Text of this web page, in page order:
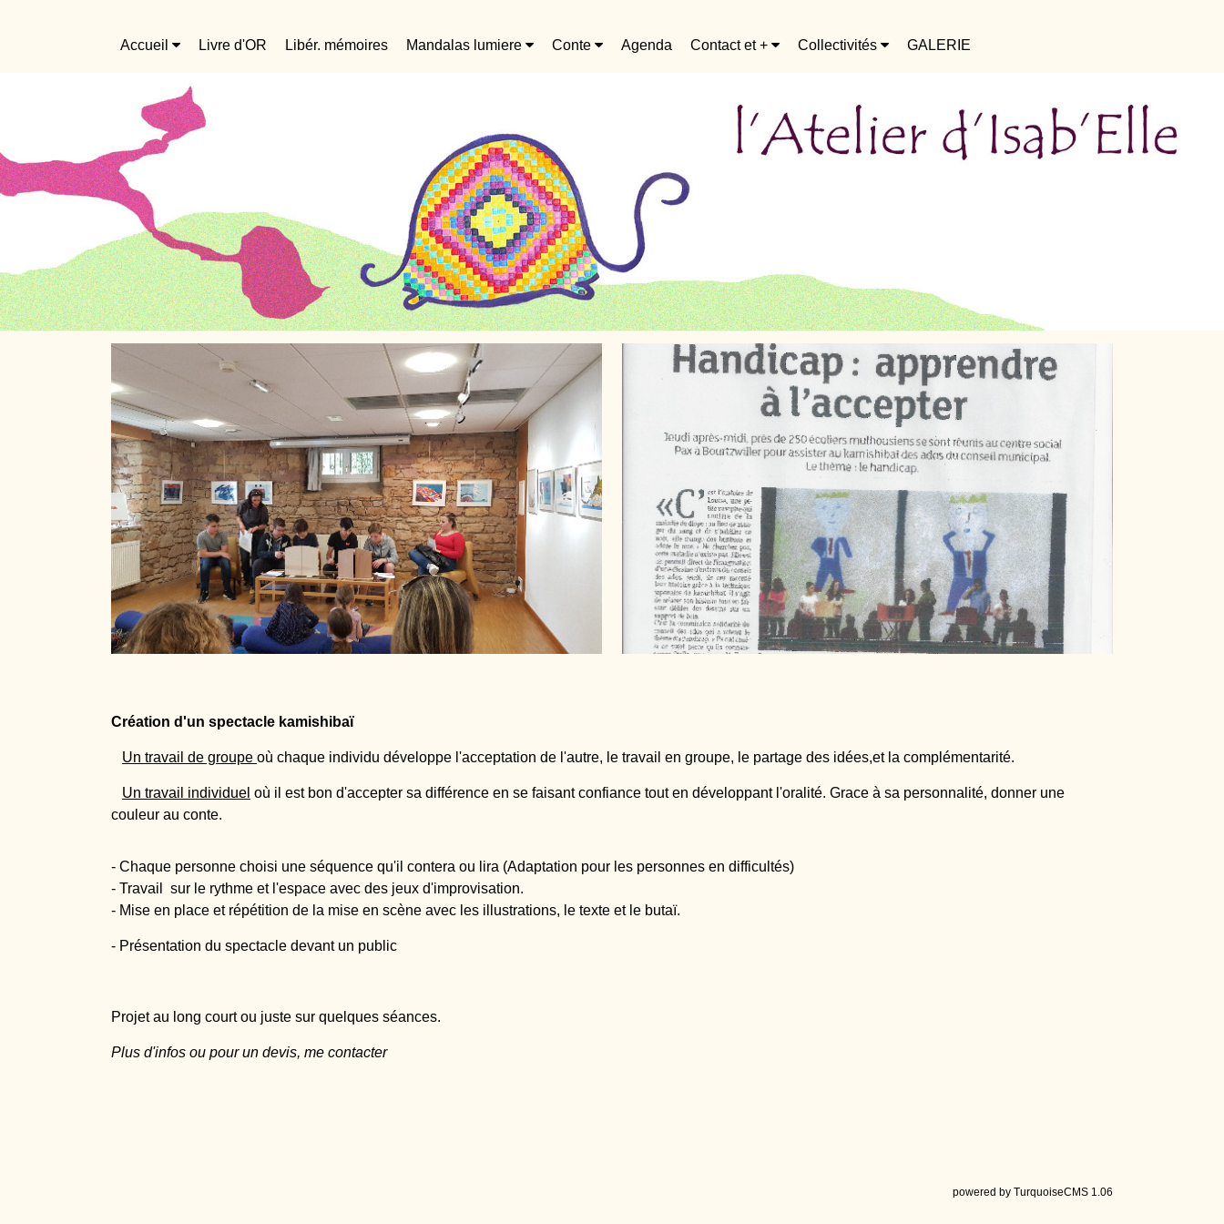
Accueil Livre d'OR Libér. mémoires Mandalas lumiere Conte Agenda Contact et + Collectivités GALERIE
Création d'un spectacle kamishibaï
Un travail de groupe où chaque individu développe l'acceptation de l'autre, le travail en groupe, le partage des idées,et la complémentarité.
Un travail individuel où il est bon d'accepter sa différence en se faisant confiance tout en développant l'oralité. Grace à sa personnalité, donner une
couleur au conte.
- Chaque personne choisi une séquence qu'il contera ou lira (Adaptation pour les personnes en difficultés)
- Travail sur le rythme et l'espace avec des jeux d'improvisation.
- Mise en place et répétition de la mise en scène avec les illustrations, le texte et le butaï.
- Présentation du spectacle devant un public
Projet au long court ou juste sur quelques séances.
Plus d'infos ou pour un devis, me contacter
powered by TurquoiseCMS 1.06